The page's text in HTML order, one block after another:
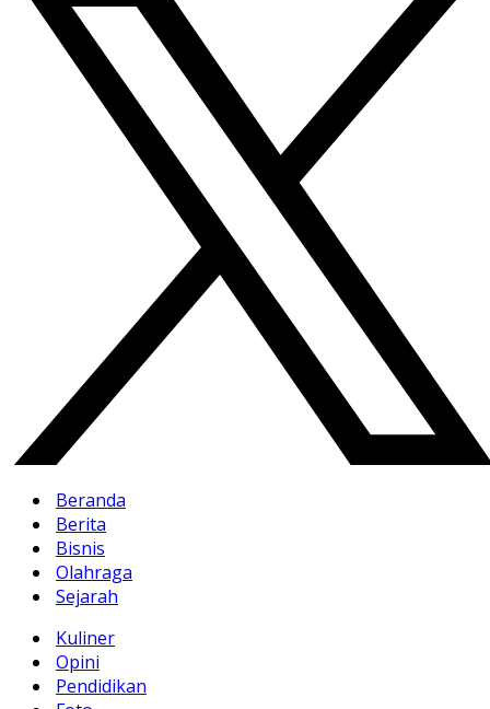
Beranda
Berita
Bisnis
Olahraga
Sejarah
Kuliner
Opini
Pendidikan